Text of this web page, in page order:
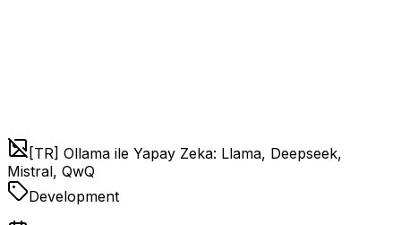
[TR] Ollama ile Yapay Zeka: Llama, Deepseek,
Mistral, QwQ
Development